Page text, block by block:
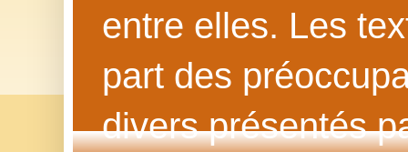
entre elles. Les
part des
divers présentés